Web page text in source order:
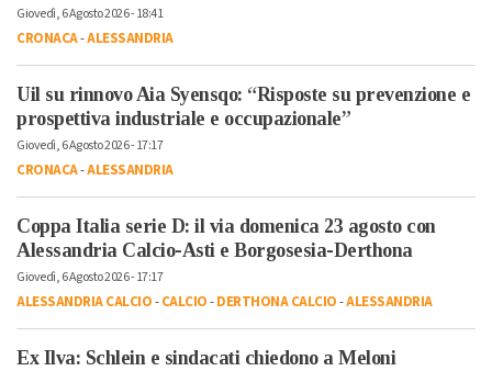
Giovedì, 6 Agosto 2026 - 18:41
CRONACA-ALESSANDRIA
Uil su rinnovo Aia Syensqo: “Risposte su prevenzione e
prospettiva industriale e occupazionale”
Giovedì, 6 Agosto 2026 - 17:17
CRONACA-ALESSANDRIA
Coppa Italia serie D: il via domenica 23 agosto con
Alessandria Calcio-Asti e Borgosesia-Derthona
Giovedì, 6 Agosto 2026 - 17:17
ALESSANDRIA CALCIO-CALCIO-DERTHONA CALCIO-ALESSANDRIA
Ex Ilva: Schlein e sindacati chiedono a Meloni